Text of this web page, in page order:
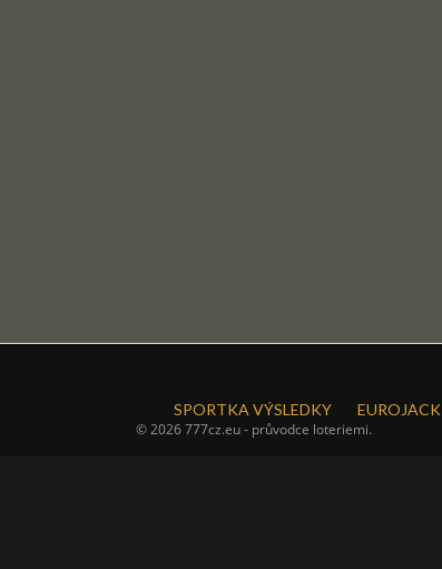
SPORTKA VÝSLEDKY
© 2026 777cz.eu - průvodce loteriemi.